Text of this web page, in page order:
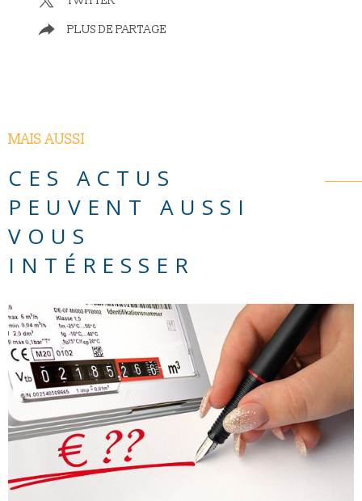
PLUS DE PARTAGE
MAIS AUSSI
CES ACTUS
PEUVENT AUSSI
VOUS
INTÉRESSER
LIRE L'ARTICLE